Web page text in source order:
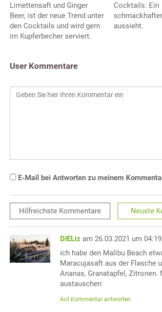
Limettensaft und Ginger
Beer, ist der neue Trend unter
den Cocktails und wird gern
im Kupferbecher serviert.
Cocktails. Ein
aussieht.
User Kommentare
E-Mail bei Antworten zu meinem
Hilfreichste Kommentare Neuste
DIELiz am 26.03.2021 um
ich habe den Malibu Beach
Maracujasaft aus der Flasche
Ananas, Granatapfel,
austauschen
Auf Kommentar antworten